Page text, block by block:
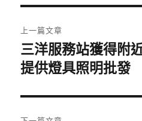
章
導
覽
上一篇文章
上
一
文
章:
三洋服務站獲得附
提供燈具照明批發